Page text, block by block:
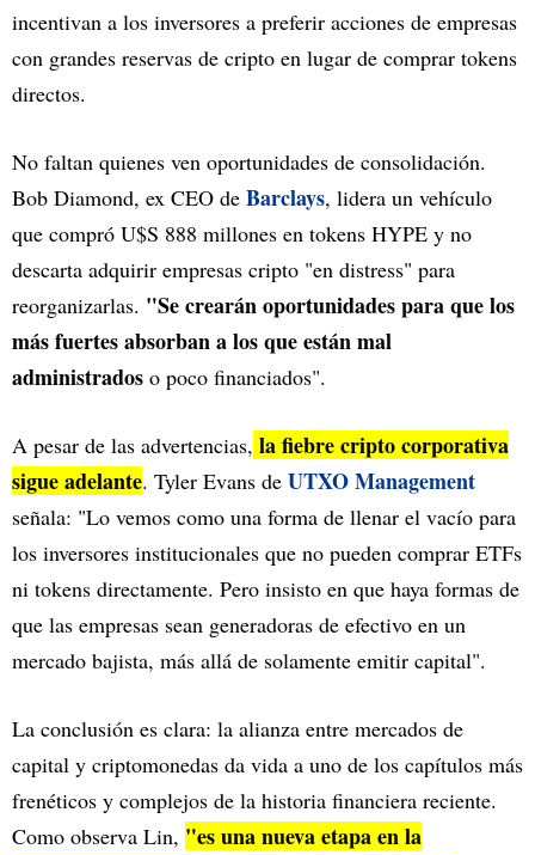
incentivan a los inversores a preferir acciones de empresas
con grandes reservas de cripto en lugar de comprar tokens
directos.
No faltan quienes ven oportunidades de consolidación.
Bob Diamond, ex CEO de Barclays, lidera un vehículo
que compró U$S 888 millones en tokens HYPE y no
descarta adquirir empresas cripto "en distress" para
reorganizarlas. "Se crearán oportunidades para que los
más fuertes absorban a los que están mal
administrados o poco financiados".
A pesar de las advertencias, la fiebre cripto corporativa
sigue adelante. Tyler Evans de UTXO Management
señala: "Lo vemos como una forma de llenar el vacío para
los inversores institucionales que no pueden comprar ETFs
ni tokens directamente. Pero insisto en que haya formas de
que las empresas sean generadoras de efectivo en un
mercado bajista, más allá de solamente emitir capital".
La conclusión es clara: la alianza entre mercados de
capital y criptomonedas da vida a uno de los capítulos más
frenéticos y complejos de la historia financiera reciente.
Como observa Lin, "es una nueva etapa en la